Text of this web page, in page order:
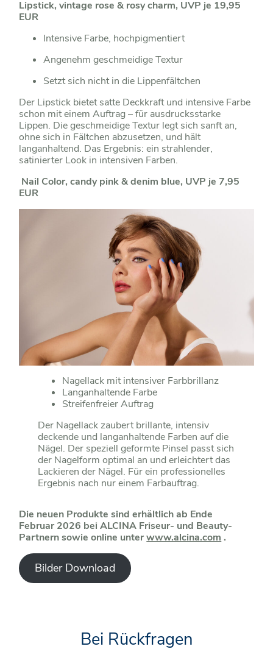
Lipstick, vintage rose & rosy charm, UVP je 19,95
EUR
Intensive Farbe, hochpigmentiert
Angenehm geschmeidige Textur
Setzt sich nicht in die Lippenfältchen
Der Lipstick bietet satte Deckkraft und intensive Farbe
schon mit einem Auftrag – für ausdrucksstarke
Lippen. Die geschmeidige Textur legt sich sanft an,
ohne sich in Fältchen abzusetzen, und hält
langanhaltend. Das Ergebnis: ein strahlender,
satinierter Look in intensiven Farben.
Nail Color, candy pink & denim blue, UVP je 7,95
EUR
Nagellack mit intensiver Farbbrillanz
Langanhaltende Farbe
Streifenfreier Auftrag
Der Nagellack zaubert brillante, intensiv
deckende und langanhaltende Farben auf die
Nägel. Der speziell geformte Pinsel passt sich
der Nagelform optimal an und erleichtert das
Lackieren der Nägel. Für ein professionelles
Ergebnis nach nur einem Farbauftrag.
Die neuen Produkte sind erhältlich ab Ende
Februar 2026 bei ALCINA Friseur- und Beauty-
Partnern sowie online unterwww.alcina.com .
Bilder Download
Bei Rückfragen